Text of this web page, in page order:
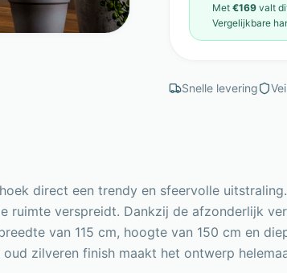
Met €169 valt
Vergelijkbare
Snelle levering
direct een trendy en sfeervolle
verspreidt. Dankzij de afzonderlijk
van 115 cm, hoogte van 150 cm en
zilveren finish maakt het ontwerp